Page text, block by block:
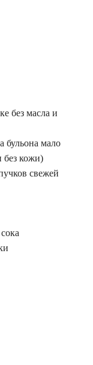
без масла и
бульона мало
без кожи)
свежей